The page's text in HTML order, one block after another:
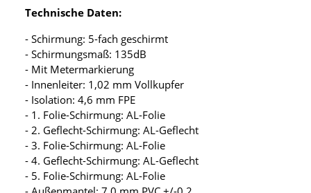
Technische Daten:
- Schirmung: 5-fach geschirmt
- Schirmungsmaß: 135dB
- Mit Metermarkierung
- Innenleiter: 1,02 mm Vollkupfer
- Isolation: 4,6 mm FPE
- 1. Folie-Schirmung: AL-Folie
- 2. Geflecht-Schirmung: AL-Geflecht
- 3. Folie-Schirmung: AL-Folie
- 4. Geflecht-Schirmung: AL-Geflecht
- 5. Folie-Schirmung: AL-Folie